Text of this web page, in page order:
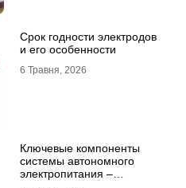
Срок годности электродов
и его особенности
6 Травня, 2026
Ключевые компоненты
системы автономного
электропитания –